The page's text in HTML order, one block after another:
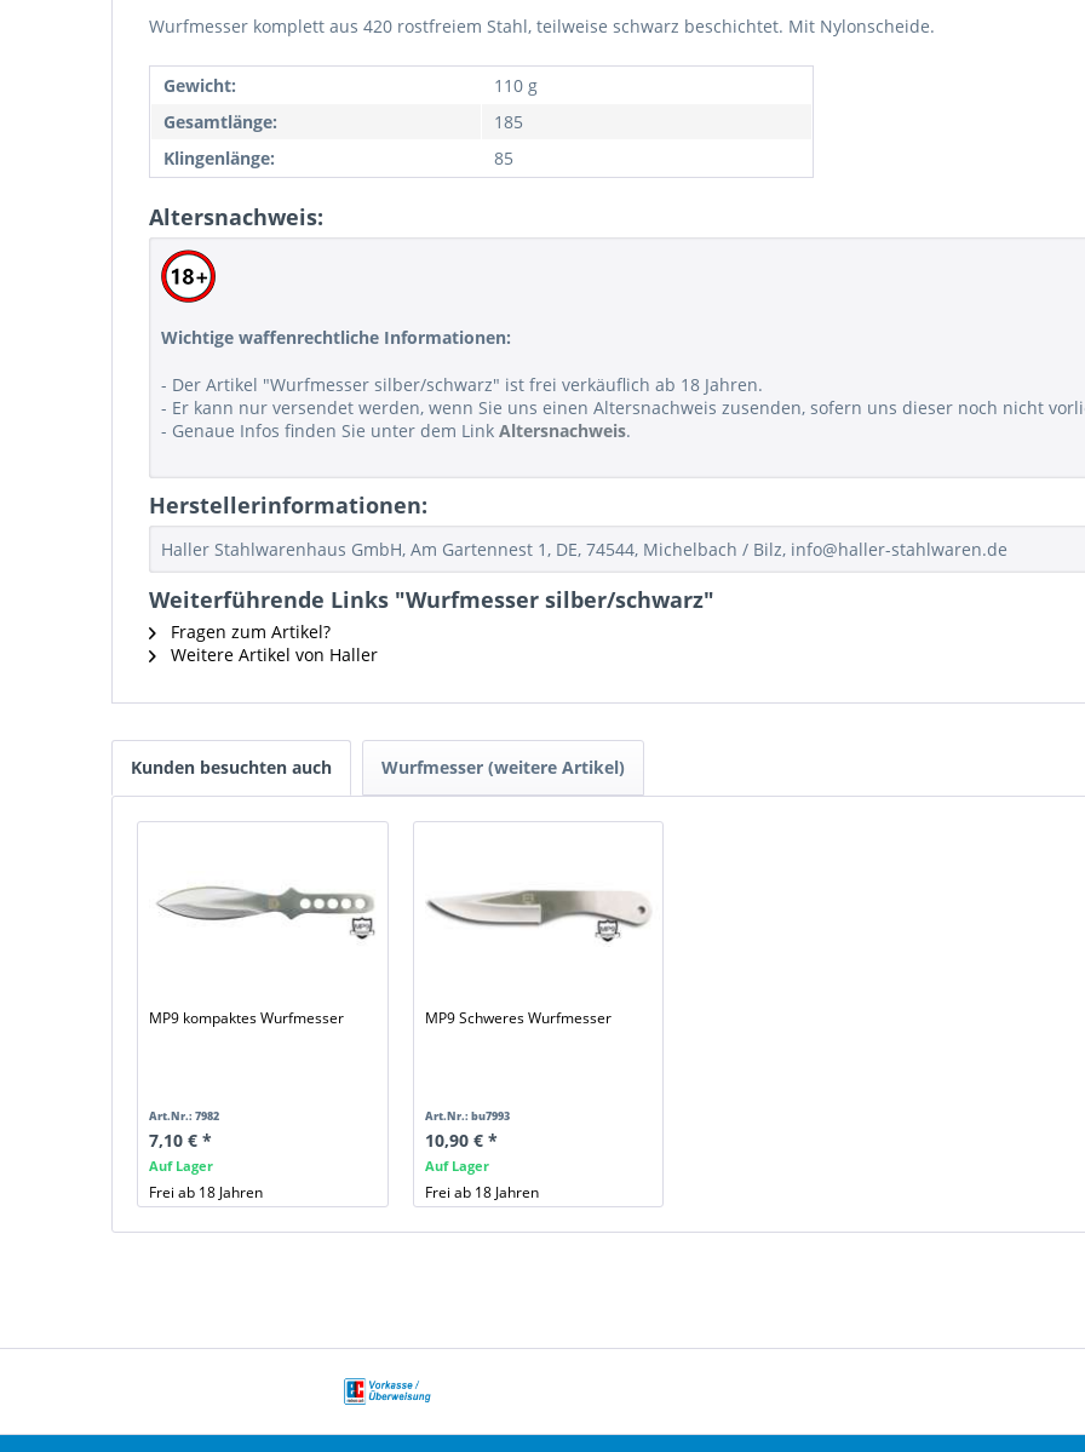
Wurfmesser komplett aus 420 rostfreiem Stahl, teilweise schwarz beschichtet. Mit Nylonscheide.
Gewicht:
110 g
Gesamtlänge:
185
Klingenlänge:
85
Altersnachweis:
Wichtige waffenrechtliche Informationen:
- Der Artikel "Wurfmesser silber/schwarz" ist frei verkäuflich ab 18 Jahren.
- Er kann nur versendet werden, wenn Sie uns einen Altersnachweis zusenden, sofern uns dieser noch nicht
- Genaue Infos finden Sie unter dem Link Altersnachweis.
Herstellerinformationen:
Haller Stahlwarenhaus GmbH, Am Gartennest 1, DE, 74544, Michelbach / Bilz, info@haller-stahlwaren.de
Weiterführende Links "Wurfmesser silber/schwarz"
Fragen zum Artikel?
Weitere Artikel von Haller
Kunden besuchten auch Wurfmesser (weitere Artikel)
MP9 kompaktes Wurfmesser
Art.Nr.: 7982
7,10 € *
Auf Lager
Frei ab 18 Jahren
MP9 Schweres Wurfmesser
Art.Nr.: bu7993
10,90 € *
Auf Lager
Frei ab 18 Jahren